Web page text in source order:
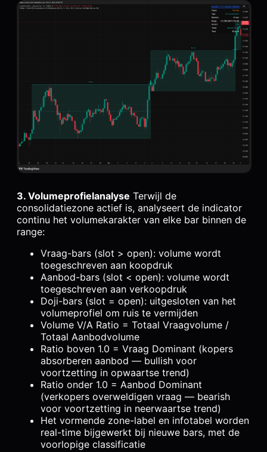
3. Volumeprofielanalyse Terwijl de
consolidatiezone actief is, analyseert de indicator
continu het volumekarakter van elke bar binnen de
range:
Vraag-bars (slot > open): volume wordt
toegeschreven aan koopdruk
Aanbod-bars (slot < open): volume wordt
toegeschreven aan verkoopdruk
Doji-bars (slot = open): uitgesloten van het
volumeprofiel om ruis te vermijden
Volume V/A Ratio = Totaal Vraagvolume /
Totaal Aanbodvolume
Ratio boven 1.0 = Vraag Dominant (kopers
absorberen aanbod — bullish voor
voortzetting in opwaartse trend)
Ratio onder 1.0 = Aanbod Dominant
(verkopers overweldigen vraag — bearish
voor voortzetting in neerwaartse trend)
Het vormende zone-label en infotabel worden
real-time bijgewerkt bij nieuwe bars, met de
voorlopige classificatie